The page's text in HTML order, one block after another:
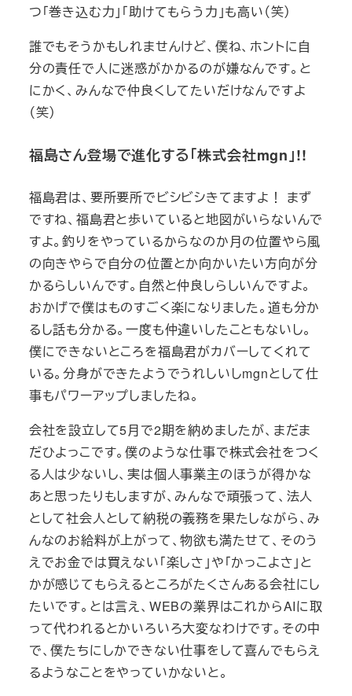
つ「巻き込む力」「助けてもらう力」も高い（笑）
誰でもそうかもしれませんけど、僕ね、ホントに自
分の責任で人に迷惑がかかるのが嫌なんです。 と
にかく、みんなで仲良くしてたいだけなんですよ
（笑）
福島さん登場で進化する「株式会社mgn」!!
福島君は、要所要所でビシビシきてますよ！ まず
ですね、福島君と歩いていると地図がいらないんで
すよ。釣りをやっているからなのか月の位置やら風
の向きやらで自分の位置とか向かいたい方向が分
かるらしいんです。自然と仲良しらしいんですよ。
おかげで僕はものすごく楽になりました。道も分か
るし話も分かる。一度も仲違いしたこともないし。
僕にできないところを福島君がカバーしてくれて
いる。分身ができたようでうれしいしmgnとして仕
事もパワーアップしましたね。
会社を設立して5月で2期を納めましたが、まだま
だひよっこです。僕のような仕事で株式会社をつく
る人は少ないし、実は個人事業主のほうが得かな
あと思ったりもしますが、みんなで頑張って、 法人
として社会人として納税の義務を果たしながら、み
んなのお給料が上がって、物欲も満たせて、そのう
えでお金では買えない「楽しさ」や「かっこよさ」と
かが感じてもらえるところがたくさんある会社にし
たいです。とは言え、WEBの業界はこれからAIに取
って代われるとかいろいろ大変なわけです。その中
で、僕たちにしかできない仕事をして喜んでもらえ
るようなことをやっていかないと。